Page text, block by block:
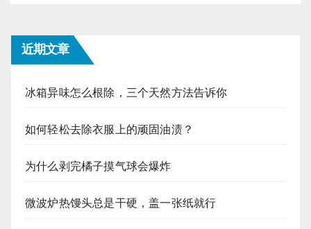
近期文章
冰箱异味怎么根除，三个天然方法告诉你
如何轻松去除衣服上的顽固油渍？
为什么剥完橘子摸气球会爆炸
微波炉热馒头总是干硬，盖一张纸就行